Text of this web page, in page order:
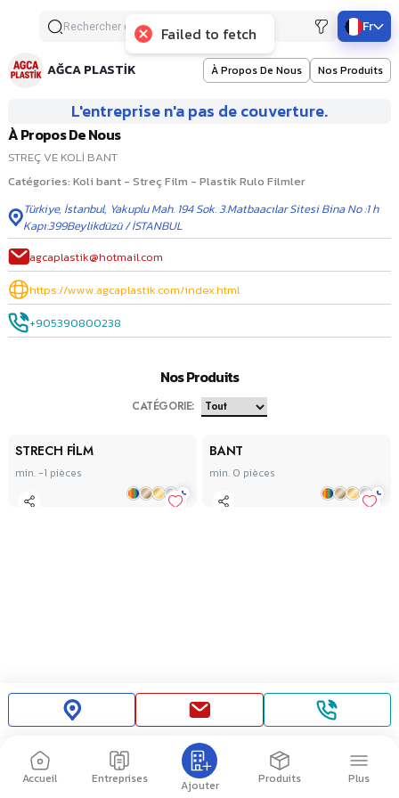
Fr
AĞCA PLASTİK À Propos De Nous Nos Produits
À Propos De Nous
STREÇ VE KOLİ BANT
Catégories: Koli bant - Streç Film - Plastik Rulo Filmler
Türkiye, İstanbul, Yakuplu Mah. 194 Sok. 3.Matbaacılar Sitesi Bina No :1 h
Kapı:399Beylikdüzü / İSTANBUL
agcaplastik@hotmail.com
https://www.agcaplastik.com/index.html
+905390800238
L'entreprise n'a pas de couverture.
Nos Produits
CATÉGORIE:
STRECH FİLM
min. -1 pièces
+
BANT
min. 0 pièces
+
Accueil Entreprises Ajouter Produits Plus
Failed to fetch